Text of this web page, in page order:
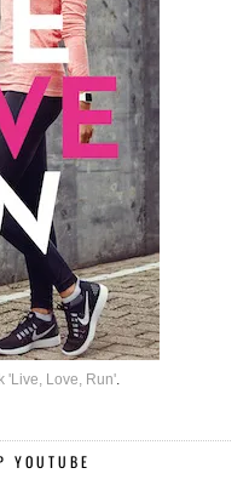
'Live, Love, Run'.
YOUTUBE